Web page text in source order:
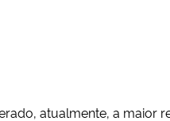
atualmente, a maior